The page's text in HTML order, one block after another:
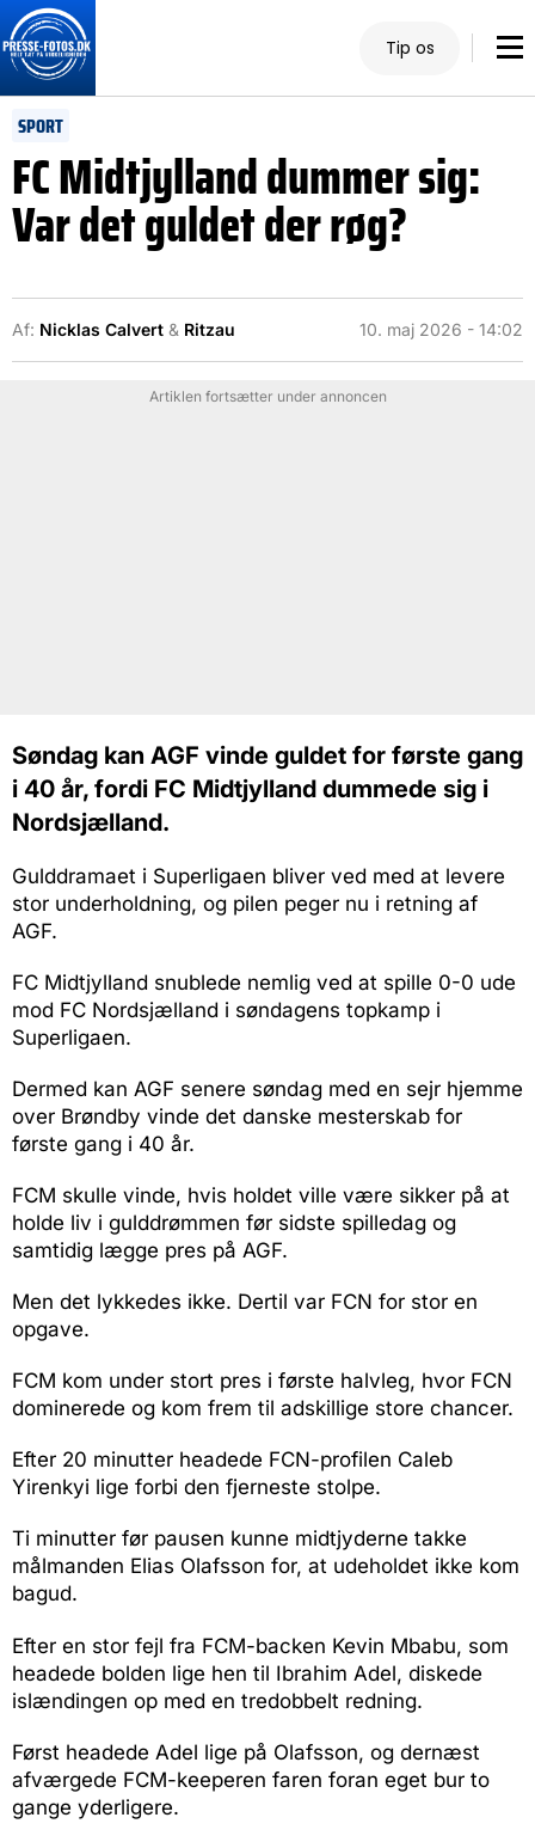
Tip os
SPORT
FC Midtjylland dummer sig:
Var det guldet der røg?
Af: Nicklas Calvert & Ritzau 10. maj 2026 - 14:02
Artiklen fortsætter under annoncen
Søndag kan AGF vinde guldet for første gang
i 40 år, fordi FC Midtjylland dummede sig i
Nordsjælland.
Gulddramaet i Superligaen bliver ved med at levere
stor underholdning, og pilen peger nu i retning af
AGF.
FC Midtjylland snublede nemlig ved at spille 0-0 ude
mod FC Nordsjælland i søndagens topkamp i
Superligaen.
Dermed kan AGF senere søndag med en sejr hjemme
over Brøndby vinde det danske mesterskab for
første gang i 40 år.
FCM skulle vinde, hvis holdet ville være sikker på at
holde liv i gulddrømmen før sidste spilledag og
samtidig lægge pres på AGF.
Men det lykkedes ikke. Dertil var FCN for stor en
opgave.
FCM kom under stort pres i første halvleg, hvor FCN
dominerede og kom frem til adskillige store chancer.
Efter 20 minutter headede FCN-profilen Caleb
Yirenkyi lige forbi den fjerneste stolpe.
Ti minutter før pausen kunne midtjyderne takke
målmanden Elias Olafsson for, at udeholdet ikke kom
bagud.
Efter en stor fejl fra FCM-backen Kevin Mbabu, som
headede bolden lige hen til Ibrahim Adel, diskede
islændingen op med en tredobbelt redning.
Først headede Adel lige på Olafsson, og dernæst
afværgede FCM-keeperen faren foran eget bur to
gange yderligere.